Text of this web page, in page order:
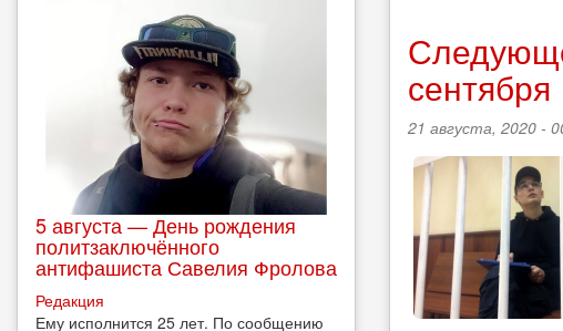
«делу
Сети»
пройдет
2
сентября
сентября
21 августа, 2020 -
5 августа — День рождения
политзаключённого
антифашиста Савелия Фролова
Редакция
Ему исполнится 25 лет. По сообщению